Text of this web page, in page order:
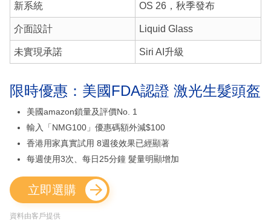
新系統 OS 26，秋季發布
介面設計 Liquid Glass
未實現承諾 Siri AI升級
限時優惠：美國FDA認證 激光生髮頭盔
美國amazon鎖量及評價No. 1
輸入「NMG100」優惠碼額外減$100
香港用家真實試用 8週後效果已經顯著
每週使用3次、每日25分鐘 髮量明顯增加
立即選購
資料由客戶提供